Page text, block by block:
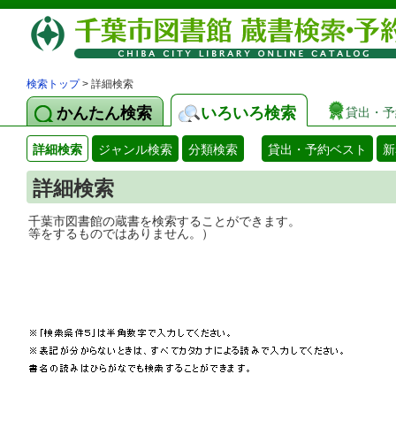
検索トップ> 詳細検索
かんたん検索 いろいろ検索 貸出・
詳細検索 ジャンル検索 分類検索 貸出・予約ベスト
詳細検索
千葉市図書館の蔵書を検索することがで
等をするものではありません。）